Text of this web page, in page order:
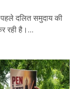
दलित समुदाय की
रही है।...